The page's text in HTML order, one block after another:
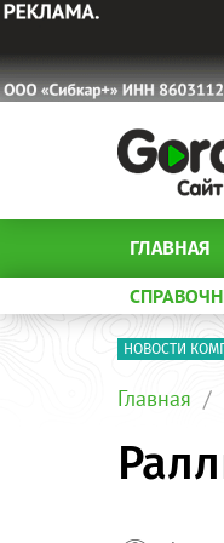
ГЛАВНАЯ
НОВОСТИ
Главная